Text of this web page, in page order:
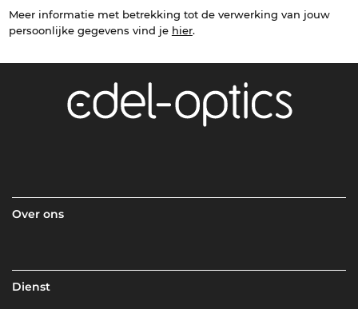
Meer informatie met betrekking tot de verwerking van jouw
persoonlijke gegevens vind je hier.
Over ons
Dienst